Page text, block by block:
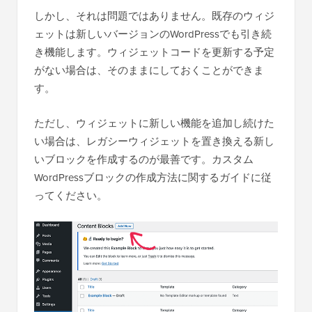
しかし、それは問題ではありません。既存のウィジ
ェットは新しいバージョンのWordPressでも引き続
き機能します。ウィジェットコードを更新する予定
がない場合は、そのままにしておくことができま
す。
ただし、ウィジェットに新しい機能を追加し続けた
い場合は、レガシーウィジェットを置き換える新し
いブロックを作成するのが最善です。カスタム
WordPressブロックの作成方法に関するガイドに従
ってください。